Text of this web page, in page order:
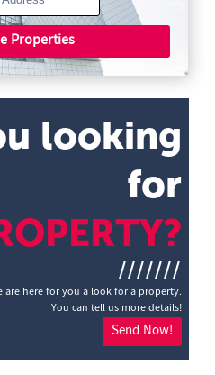
Properties
looking
for
///////
are here for you a look for a property.
You can tell us more details!
Send Now!